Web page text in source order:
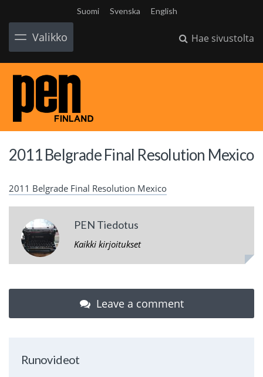
Suomi Svenska English
Valikko Hae sivustolta
2011 Belgrade Final Resolution Mexico
2011 Belgrade Final Resolution Mexico
PEN Tiedotus
Kaikki kirjoitukset
Leave a comment
Runovideot